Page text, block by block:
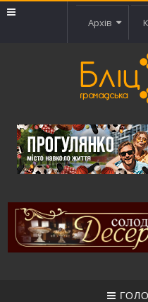
Архів